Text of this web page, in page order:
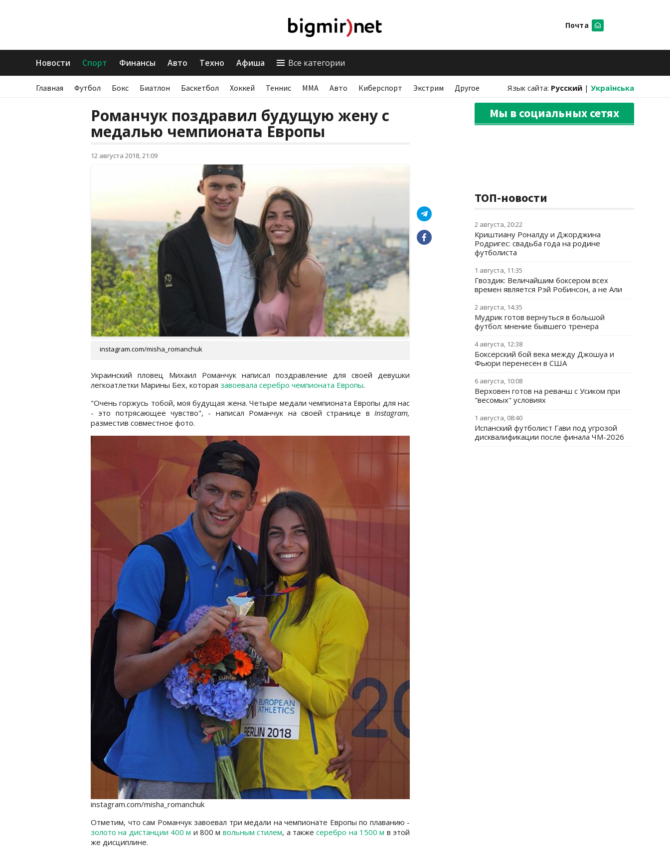
Почта
Новости Спорт Финансы Авто Техно Афиша Все категории
Главная Футбол Бокс Биатлон Баскетбол Хоккей Теннис ММА Авто Киберспорт Экстрим Другое Язык сайта: Русский | Українська
Романчук поздравил будущую жену с
медалью чемпионата Европы
12 августа 2018, 21:09
instagram.com/misha_romanchuk
Украинский пловец Михаил Романчук написал поздравление для своей девушки
легкоатлетки Марины Бех, которая завоевала серебро чемпионата Европы.
"Очень горжусь тобой, моя будущая жена. Четыре медали чемпионата Европы для нас
- это потрясающее чувство", - написал Романчук на своей странице в Instagram,
разместив совместное фото.
instagram.com/misha_romanchuk
Отметим, что сам Романчук завоевал три медали на чемпионате Европы по плаванию -
золото на дистанции 400 м и 800 м вольным стилем, а такжесеребро на 1500 м в этой
же дисциплине.
Мы в социальных сетях
ТОП-новости
2 августа, 20:22
Криштиану Роналду и Джорджина
Родригес: свадьба года на родине
футболиста
1 августа, 11:35
Гвоздик: Величайшим боксером всех
времен является Рэй Робинсон, а не Али
2 августа, 14:35
Мудрик готов вернуться в большой
футбол: мнение бывшего тренера
4 августа, 12:38
Боксерский бой века между Джошуа и
Фьюри перенесен в США
6 августа, 10:08
Верховен готов на реванш с Усиком при
"весомых" условиях
1 августа, 08:40
Испанский футболист Гави под угрозой
дисквалификации после финала ЧМ-2026